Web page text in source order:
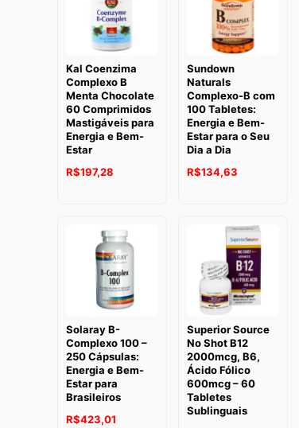
Kal Coenzima
Complexo B
Menta Chocolate
60 Comprimidos
Mastigáveis para
Energia e Bem-
Estar
R$197,28
Sundown
Naturals
Complexo-B com
100 Tabletes:
Energia e Bem-
Estar para o Seu
Dia a Dia
R$134,63
Solaray B-
Complexo 100 –
250 Cápsulas:
Energia e Bem-
Estar para
Brasileiros
R$423,01
Superior Source
No Shot B12
2000mcg, B6,
Ácido Fólico
600mcg – 60
Tabletes
Sublinguais